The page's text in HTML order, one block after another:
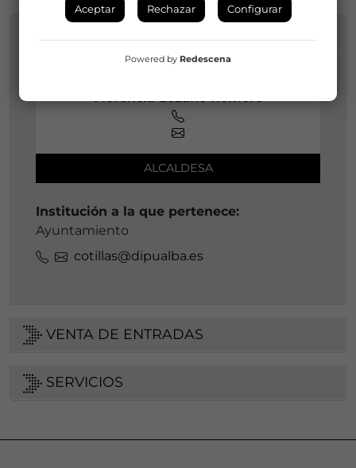
ALCALDESA
Institución a la que pertenece:
Ayuntamiento
cotillas@dipualba.es
VENTA DE ENTRADAS
SERVICIOS
Aceptar Rechazar Configurar
Powered by Redescena